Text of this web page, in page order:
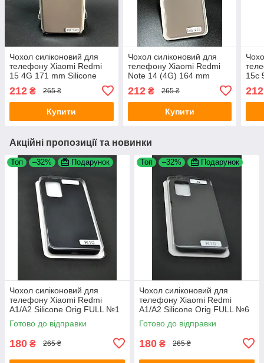
Чохол силіконовий для
телефону Xiaomi Redmi
15 4G 171 mm Silicone
Orig FULL No11 Dark Olive
4you
212 ₴ 265 ₴
Купити
Чохол силіконовий для
телефону Xiaomi Redmi
Note 14 (4G) 164 mm
Orig FULL No11 Dark Olive
4you
212₴ 265 ₴
Купити
15c
212
Акційні пропозиції та новинки
Топ –32% Подарунок
Чохол силіконовий для
телефону Xiaomi Redmi
A1/A2 Silicone Orig FULL №1
black (4uou)
Готово до відправки
180 ₴ 265 ₴
Топ –32% Подарунок
Чохол силіконовий для
телефону Xiaomi Redmi
A1/A2 Silicone Orig FULL №6
cocoa 4you
Готово до відправки
180 ₴ 265 ₴